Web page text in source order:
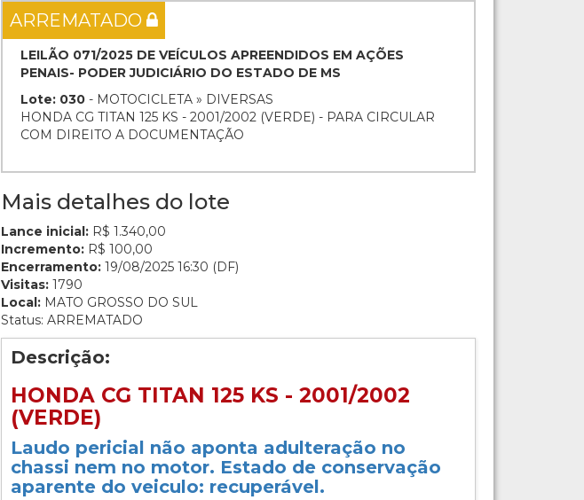
ARREMATADO
LEILÃO 071/2025 DE VEÍCULOS APREENDIDOS EM AÇÕES
PENAIS- PODER JUDICIÁRIO DO ESTADO DE MS
Lote: 030 - MOTOCICLETA » DIVERSAS
HONDA CG TITAN 125 KS - 2001/2002 (VERDE) - PARA CIRCULAR
COM DIREITO A DOCUMENTAÇÃO
Mais detalhes do lote
Lance inicial: R$ 1.340,00
Incremento: R$ 100,00
Encerramento: 19/08/2025 16:30 (DF)
Visitas: 1790
Local: MATO GROSSO DO SUL
Status: ARREMATADO
Descrição:
HONDA CG TITAN 125 KS - 2001/2002
(VERDE)
Laudo pericial não aponta adulteração no
chassi nem no motor. Estado de conservação
aparente do veiculo: recuperável.